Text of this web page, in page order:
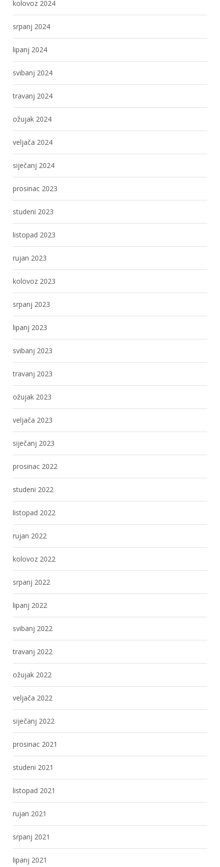
kolovoz 2024
srpanj 2024
lipanj 2024
svibanj 2024
travanj 2024
ožujak 2024
veljača 2024
siječanj 2024
prosinac 2023
studeni 2023
listopad 2023
rujan 2023
kolovoz 2023
srpanj 2023
lipanj 2023
svibanj 2023
travanj 2023
ožujak 2023
veljača 2023
siječanj 2023
prosinac 2022
studeni 2022
listopad 2022
rujan 2022
kolovoz 2022
srpanj 2022
lipanj 2022
svibanj 2022
travanj 2022
ožujak 2022
veljača 2022
siječanj 2022
prosinac 2021
studeni 2021
listopad 2021
rujan 2021
srpanj 2021
lipanj 2021